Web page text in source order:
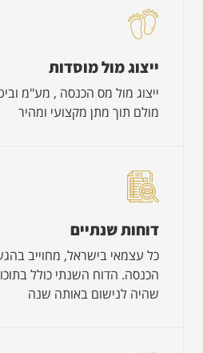
ייצוג מול מוסדות
ייצוג מול מס הכנסה , מע"מ
מולם תוך מתן מקצועי ומהיר
דוחות שנתיים
כל עצמאי בישראל, מחוייב
הכנסה. הדוח השנתי כולל
שהיה לנישום באותה שנה